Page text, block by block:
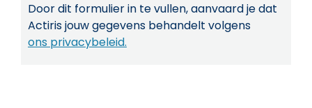
Door dit formulier in te vullen, aanvaard je dat
Actiris jouw gegevens behandelt volgens
ons privacybeleid.